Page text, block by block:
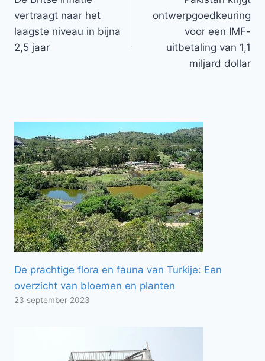
navigatie
vertraagt ​​naar het
laagste niveau in bijna
2,5 jaar
ontwerpgoedkeuring
voor een IMF-
uitbetaling van 1,1
miljard dollar
De prachtige flora en fauna van Turkije: Een
overzicht van bloemen en planten
23 september 2023